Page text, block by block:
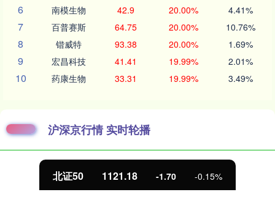
6 南模生物 42.9 20.00% 4.41%
7 百普赛斯 64.75 20.00% 10.76%
8 锴威特 93.38 20.00% 1.69%
9 宏昌科技 41.41 19.99% 2.01%
10 药康生物 33.31 19.99% 3.49%
沪深京行情 实时轮播
北证50 1121.18 -1.70 -0.15%